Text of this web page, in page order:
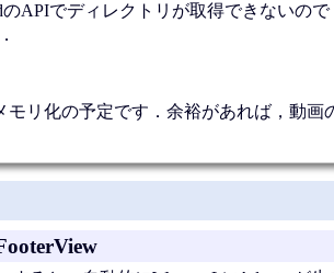
APIでディレクトリが取得できないの
リ化の予定です．余裕があれば，動画